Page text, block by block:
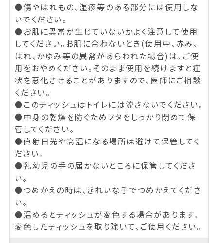
●傷やはれもの、湿疹等のある部分には使用しな
いでください。
●お肌に異常が生じていないかよく注意して使用
してください。お肌に合わないとき(使用中、赤み、
はれ、かゆみ等の異常があらわれた場合)は、ご使
用をおやめください。そのまま使用を続けますと症
状を悪化させることがありますので、医師にご相談
ください。
●このティッシュはトイレには流さないでください。
●中身の乾燥を防ぐためフタをしっかり閉めて保
管してください。
●直射日光や高温になる場所は避けて保管してく
ださい。
●乳幼児の手の届かないところに保管してくださ
い。
●つめかえの時は、きれいな手でつめかえてくださ
い。
●温めるとティッシュが変色する場合があります。
変色したティッシュを取り除いて、ご使用ください。